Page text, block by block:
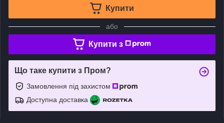
Купити
або
Купити з
Що таке купити з Пром?
Замовлення під захистом
Доступна доставка